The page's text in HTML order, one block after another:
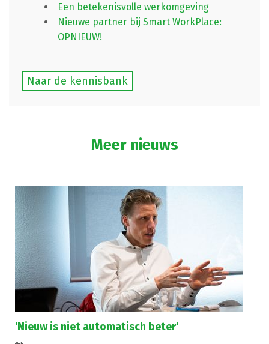
Een betekenisvolle werkomgeving
Nieuwe partner bij Smart WorkPlace:
OPNIEUW!
Naar de kennisbank
Meer nieuws
'Nieuw is niet automatisch beter'